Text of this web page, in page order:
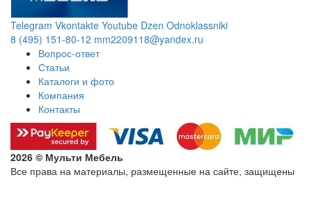
Telegram Vkontakte Youtube Dzen Odnoklassniki
8 (495) 151-80-12 mm2209118@yandex.ru
Вопрос-ответ
Статьи
Каталоги и фото
Компания
Контакты
2026 © Мульти Мебель
Все права на материалы, размещенные на сайте, защищены